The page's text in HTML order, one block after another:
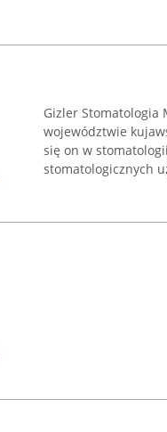
Gizler Stomatologia
województwie
się on w
stomatologicznych